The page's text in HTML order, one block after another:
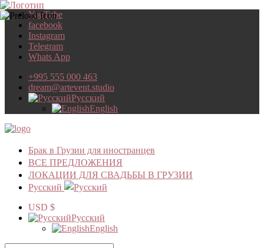
YouTube
facebook
Instagram
Telegram
Whats App
+995 555 000 463
dream@artevent.studio
Русский
English
Брак в Грузии для иностранцев
ВСЕ ПРЕДЛОЖЕНИЯ
ЛОКАЦИИ ДЛЯ СВАДЬБЫ В ГРУЗИИ
Русский
USD $
Русский
English